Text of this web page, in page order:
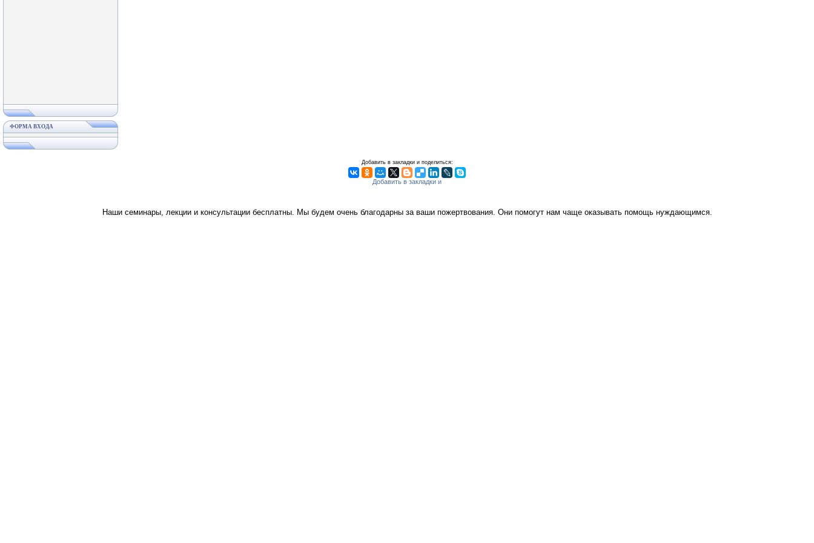
ФОРМА ВХОДА
Добавить в закладки и поделиться:
Наши семинары, лекции и консультации бесплатны. Мы будем очень благодарны за ваши пожертвования. Они помогут нам чаще оказывать помощь нуждающимся.